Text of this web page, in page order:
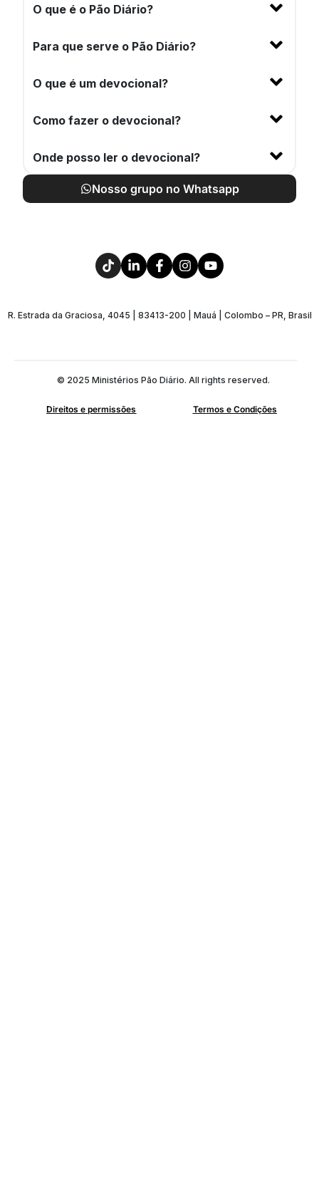
O que é o Pão Diário?
Para que serve o Pão Diário?
O que é um devocional?
Como fazer o devocional?
Onde posso ler o devocional?
Nosso grupo no Whatsapp
R. Estrada da Graciosa, 4045 | 83413-200 | Mauá | Colombo – PR, Brasil
© 2025 Ministérios Pão Diário. All rights reserved.
Direitos e permissões Termos e Condições